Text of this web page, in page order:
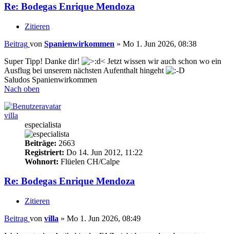
Re: Bodegas Enrique Mendoza
Zitieren
Beitrag von Spanienwirkommen » Mo 1. Jun 2026, 08:38
Super Tipp! Danke dir!
Jetzt wissen wir auch schon wo ein
Ausflug bei unserem nächsten Aufenthalt hingeht
Saludos Spanienwirkommen
Nach oben
villa
especialista
Beiträge: 2663
Registriert: Do 14. Jun 2012, 11:22
Wohnort: Flüelen CH/Calpe
Re: Bodegas Enrique Mendoza
Zitieren
Beitrag von villa » Mo 1. Jun 2026, 08:49